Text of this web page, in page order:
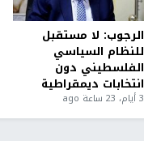
الرجوب: لا مستقبل
للنظام السياسي
الفلسطيني دون
انتخابات ديمقراطية
3 أيام، 23 ساعة ago